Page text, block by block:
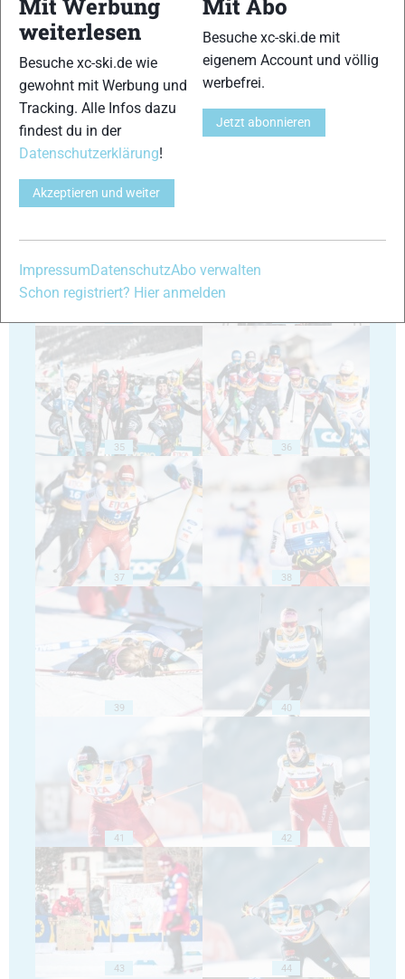
29 30
31
35 36
37 38
39 40
41 42
43 44
Mit Werbung
weiterlesen
Besuche xc-ski.de wie
gewohnt mit Werbung und
Tracking. Alle Infos dazu
findest du in der
Datenschutzerklärung!
Akzeptieren und weiter
Mit Abo
Besuche xc-ski.de mit
eigenem Account und völlig
werbefrei.
Jetzt abonnieren
ImpressumDatenschutzAbo verwalten
Schon registriert? Hier anmelden